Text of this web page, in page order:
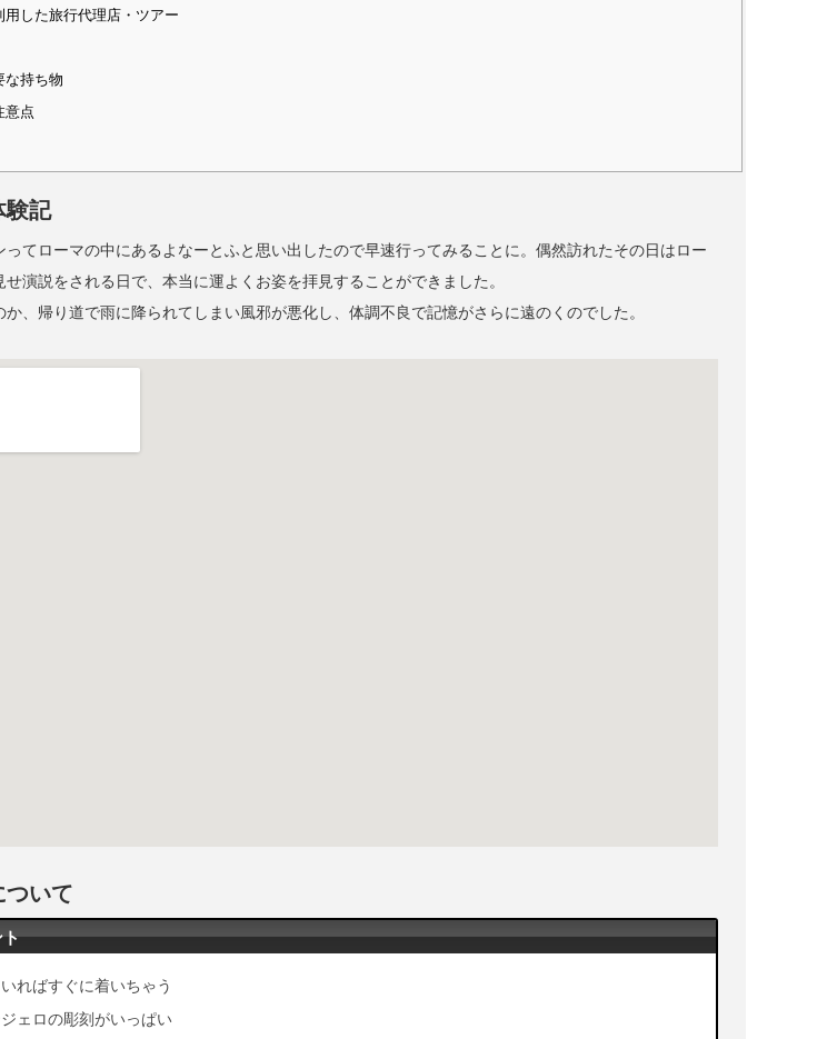
した旅行代理店・ツアー
な持ち物
意点
験記
ってローマの中にあるよなーとふと思い出したので早速行ってみることに。偶然訪れたその日はロー
演説をされる日で、本当に運よくお姿を拝見することができました。
、帰り道で雨に降られてしまい風邪が悪化し、体調不良で記憶がさらに遠のくのでした。
ついて
ト
ればすぐに着いちゃう
ェロの彫刻がいっぱい